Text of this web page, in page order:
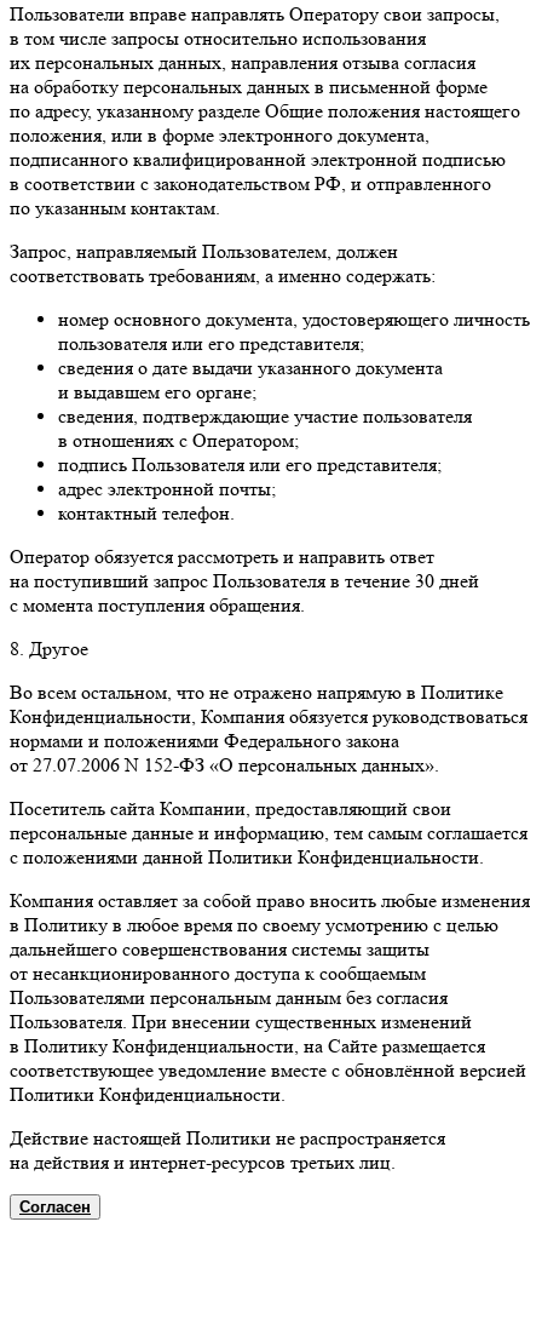
Пользователи вправе направлять Оператору свои запросы,
в том числе запросы относительно использования
их персональных данных, направления отзыва согласия
на обработку персональных данных в письменной форме
по адресу, указанному разделе Общие положения настоящего
положения, или в форме электронного документа,
подписанного квалифицированной электронной подписью
в соответствии с законодательством РФ, и отправленного
по указанным контактам.
Запрос, направляемый Пользователем, должен
соответствовать требованиям, а именно содержать:
номер основного документа, удостоверяющего личность
пользователя или его представителя;
сведения о дате выдачи указанного документа
и выдавшем его органе;
сведения, подтверждающие участие пользователя
в отношениях с Оператором;
подпись Пользователя или его представителя;
адрес электронной почты;
контактный телефон.
Оператор обязуется рассмотреть и направить ответ
на поступивший запрос Пользователя в течение 30 дней
с момента поступления обращения.
8. Другое
Во всем остальном, что не отражено напрямую в Политике
Конфиденциальности, Компания обязуется руководствоваться
нормами и положениями Федерального закона
от 27.07.2006 N 152-ФЗ «О персональных данных».
Посетитель сайта Компании, предоставляющий свои
персональные данные и информацию, тем самым соглашается
с положениями данной Политики Конфиденциальности.
Компания оставляет за собой право вносить любые изменения
в Политику в любое время по своему усмотрению с целью
дальнейшего совершенствования системы защиты
от несанкционированного доступа к сообщаемым
Пользователями персональным данным без согласия
Пользователя. При внесении существенных изменений
в Политику Конфиденциальности, на Сайте размещается
соответствующее уведомление вместе с обновлённой версией
Политики Конфиденциальности.
Действие настоящей Политики не распространяется
на действия и интернет-ресурсов третьих лиц.
Согласен